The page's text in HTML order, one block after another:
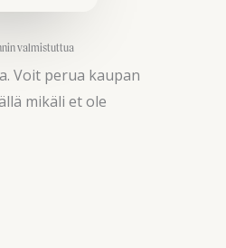
valmistuttua
Voit perua kaupan
mikäli et ole